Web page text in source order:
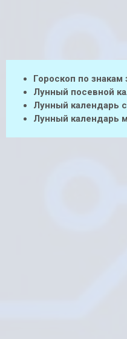
Гороскоп по знакам
Лунный посевной
Лунный календарь
Лунный календарь